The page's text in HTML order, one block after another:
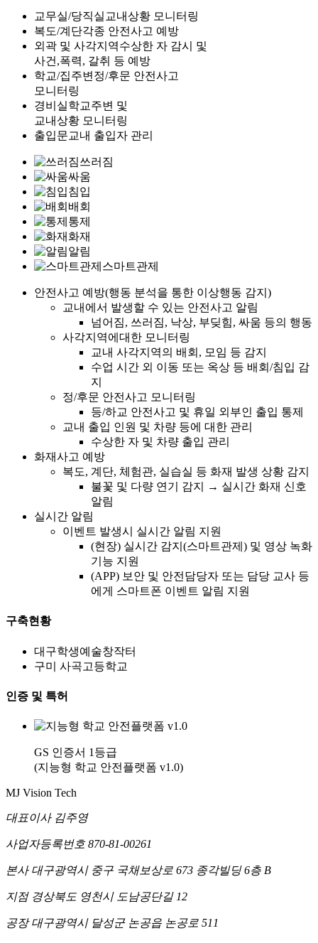
교무실/당직실 교내상황 모니터링
복도/계단각종 안전사고 예방
외곽 및 사각지역수상한 자 감시 및
사건,폭력, 갈취 등 예방
학교/집주변 정/후문 안전사고
모니터링
경비실학교주변 및
교내상황 모니터링
출입문교내 출입자 관리
쓰러짐
싸움
침입
배회
통제
화재
알림
스마트관제
안전사고 예방(행동 분석을 통한 이상행동 감지)
교내에서 발생할 수 있는 안전사고 알림
넘어짐, 쓰러짐, 낙상, 부딪힘, 싸움 등의 행동
사각지역에대한 모니터링
교내 사각지역의 배회, 모임 등 감지
수업 시간 외 이동 또는 옥상 등 배회/침입 감
지
정/후문 안전사고 모니터링
등/하교 안전사고 및 휴일 외부인 출입 통제
교내 출입 인원 및 차량 등에 대한 관리
수상한 자 및 차량 출입 관리
화재사고 예방
복도, 계단, 체험관, 실습실 등 화재 발생 상황 감지
불꽃 및 다량 연기 감지 → 실시간 화재 신호
알림
실시간 알림
이벤트 발생시 실시간 알림 지원
(현장) 실시간 감지(스마트관제) 및 영상 녹화
기능 지원
(APP) 보안 및 안전담당자 또는 담당 교사 등
에게 스마트폰 이벤트 알림 지원
구축현황
대구학생예술창작터
구미 사곡고등학교
인증 및 특허
GS 인증서 1등급
(지능형 학교 안전플랫폼 v1.0)
MJ Vision Tech
대표이사김주영
사업자등록번호870-81-00261
본사대구광역시 중구 국채보상로 673 종각빌딩 6층 B
지점경상북도 영천시 도남공단길 12
공장대구광역시 달성군 논공읍 논공로 511